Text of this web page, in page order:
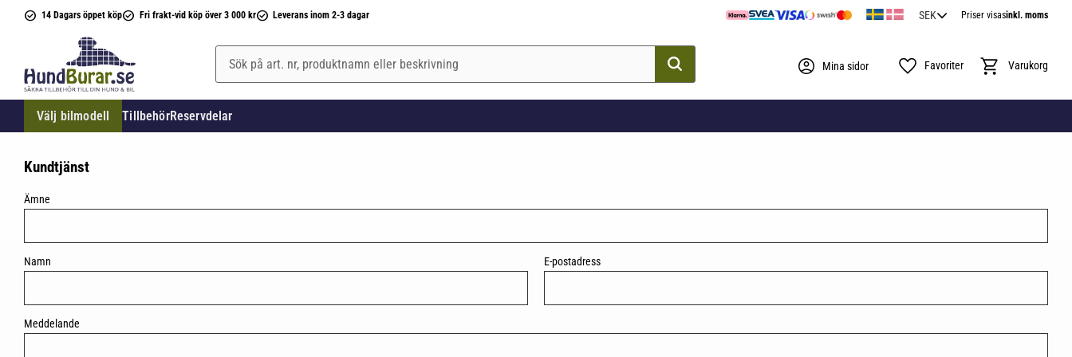
14 Dagars öppet köp Fri frakt-vid köp över 3 000 kr Leverans inom 2-3 dagar Priser visasinkl. moms
Välj bilmodell TillbehörReservdelar
Mina sidor Favoriter Kundvagn
Kundtjänst
Ämne
Namn E-postadress
Meddelande